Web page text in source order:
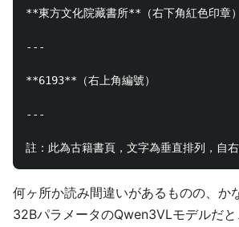
**東方文化院藏書所**（右下角紅色印章）
---
**6193**（右上角編號）
---
何ヶ所か読み間違いがあるものの、か
32BパラメータのQwen3VLモデルだ